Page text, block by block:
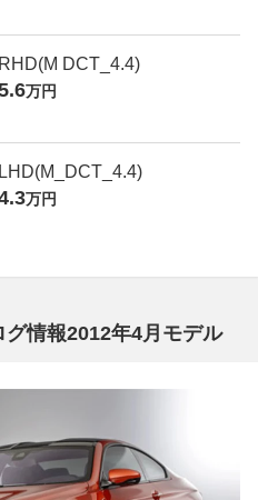
DCT_4.4)
万円
万円
情報2012年4月モデル